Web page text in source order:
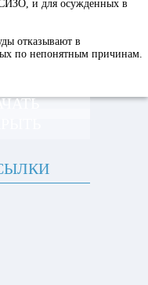
СИЗО, и для осужденных в
отказывают в
по непонятным причинам.